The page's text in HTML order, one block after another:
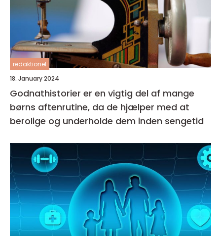
redaktionel
18. January 2024
Godnathistorier er en vigtig del af mange
børns aftenrutine, da de hjælper med at
berolige og underholde dem inden sengetid